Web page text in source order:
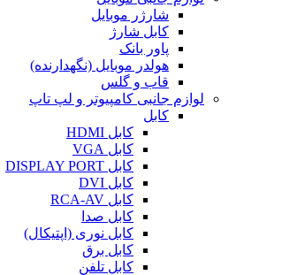
شارژر موبایل
کابل شارژ
پاور بانک
هولدر موبایل (نگهدارنده)
قاب و گلس
لوازم جانبی کامپیوتر و لپ تاپ
کابل
کابل HDMI
کابل VGA
کابل DISPLAY PORT
کابل DVI
کابل RCA-AV
کابل صدا
کابل نوری (اپتیکال)
کابل برق
کابل تلفن